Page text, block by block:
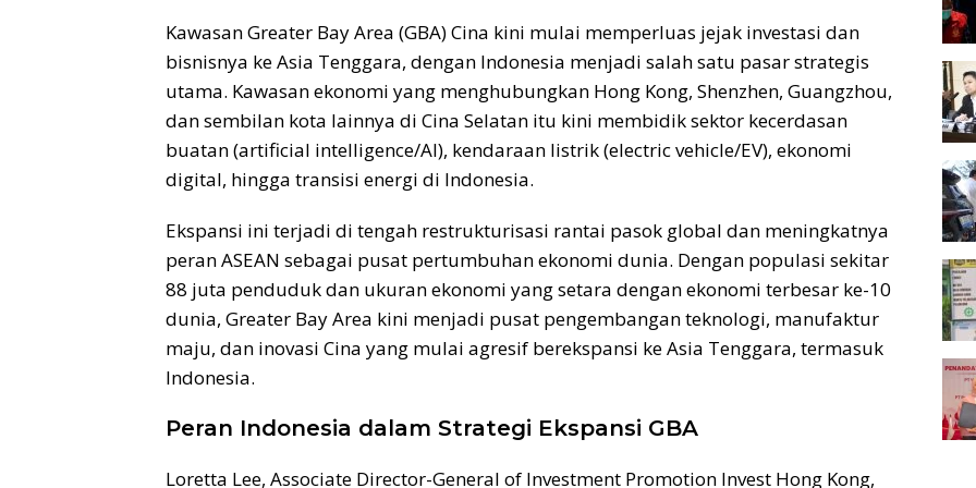
Kawasan Greater Bay Area (GBA) Cina kini mulai memperluas jejak investasi dan
bisnisnya ke Asia Tenggara, dengan Indonesia menjadi salah satu pasar strategis
utama. Kawasan ekonomi yang menghubungkan Hong Kong, Shenzhen, Guangzhou,
dan sembilan kota lainnya di Cina Selatan itu kini membidik sektor kecerdasan
buatan (artificial intelligence/AI), kendaraan listrik (electric vehicle/EV), ekonomi
digital, hingga transisi energi di Indonesia.
Ekspansi ini terjadi di tengah restrukturisasi rantai pasok global dan meningkatnya
peran ASEAN sebagai pusat pertumbuhan ekonomi dunia. Dengan populasi sekitar
88 juta penduduk dan ukuran ekonomi yang setara dengan ekonomi terbesar ke-10
dunia, Greater Bay Area kini menjadi pusat pengembangan teknologi, manufaktur
maju, dan inovasi Cina yang mulai agresif berekspansi ke Asia Tenggara, termasuk
Indonesia.
Peran Indonesia dalam Strategi Ekspansi GBA
Loretta Lee, Associate Director-General of Investment Promotion Invest Hong Kong,